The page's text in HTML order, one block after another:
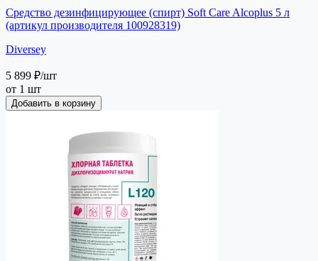
Средство дезинфицирующее (спирт) Soft Care Alcoplus 5 л
(артикул производителя 100928319)
Diversey
5 899 ₽/шт
от 1 шт
Добавить в корзину